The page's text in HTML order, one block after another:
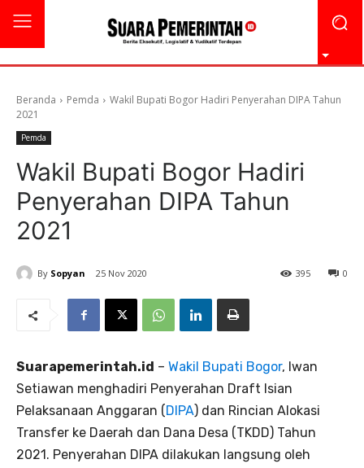
Beranda Pemda
Wakil Bupati Bogor Hadiri Penyerahan DIPA Tahun
2021
Pemda
Wakil Bupati Bogor Hadiri
Penyerahan DIPA Tahun
2021
By Sopyan 25 Nov 2020 0
395
Suarapemerintah.id – Wakil Bupati Bogor, Iwan
Setiawan menghadiri Penyerahan Draft Isian
Pelaksanaan Anggaran (DIPA) dan Rincian Alokasi
Transfer ke Daerah dan Dana Desa (TKDD) Tahun
2021. Penyerahan DIPA dilakukan langsung oleh